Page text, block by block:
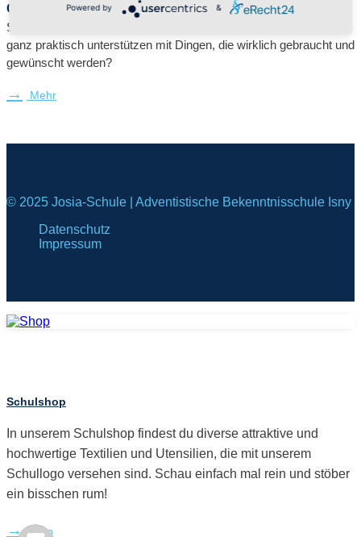
Geschenke, die ankommen
Sie wollen unsere Schule bzw. unsere Schüler und Schülerinnen
ganz praktisch unterstützen mit Dingen, die wirklich gebraucht und
gewünscht werden?
Mehr
© 2025 Josia-Schule | Adventistische Bekenntnisschule Isny
Datenschutz
Impressum
Schulshop
In unserem Schulshop findest du diverse attraktive und
hochwertige Textilien und Utensilien, die mit unserem
Schullogo versehen sind. Schau einfach mal rein und stöber
ein bisschen rum!
Shop
Powered by &